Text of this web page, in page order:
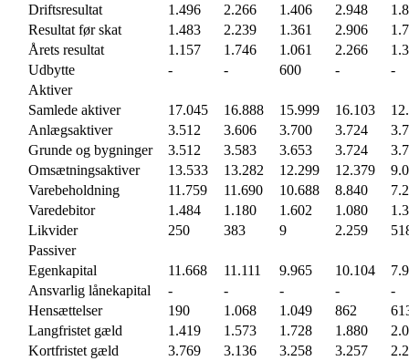
Driftsresultat
1.496 2.266 1.406 2.948
Resultat før skat
1.483 2.239 1.361 2.906
Årets resultat
1.157 1.746 1.061 2.266
Udbytte
- - 600 -
-
Aktiver
Samlede aktiver
17.045 16.888 15.999 16.103
Anlægsaktiver
3.512 3.606 3.700 3.724
Grunde og bygninger
3.512 3.583 3.653 3.724
Omsætningsaktiver
13.533 13.282 12.299 12.379
Varebeholdning
11.759 11.690 10.688 8.840
Varedebitor
1.484 1.180 1.602 1.080
Likvider
250 383 9 2.259
Passiver
Egenkapital
11.668 11.111 9.965 10.104
Ansvarlig lånekapital
- - - -
-
Hensættelser
190 1.068 1.049 862
Langfristet gæld
1.419 1.573 1.728 1.880
Kortfristet gæld
3.769 3.136 3.258 3.257